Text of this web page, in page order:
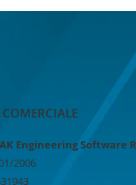
COMERCIALE
Engineering Software
2006